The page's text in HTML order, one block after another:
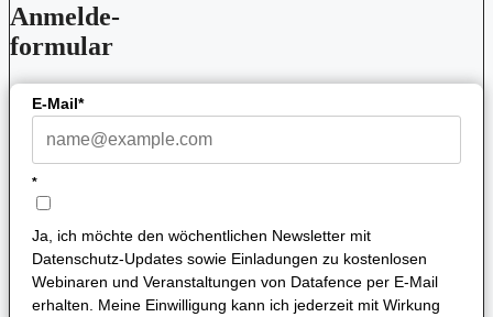
Anmelde-
formular
E-Mail*
*
Ja, ich möchte den wöchentlichen Newsletter mit
Datenschutz-Updates sowie Einladungen zu kostenlosen
Webinaren und Veranstaltungen von Datafence per E-Mail
erhalten. Meine Einwilligung kann ich jederzeit mit Wirkung